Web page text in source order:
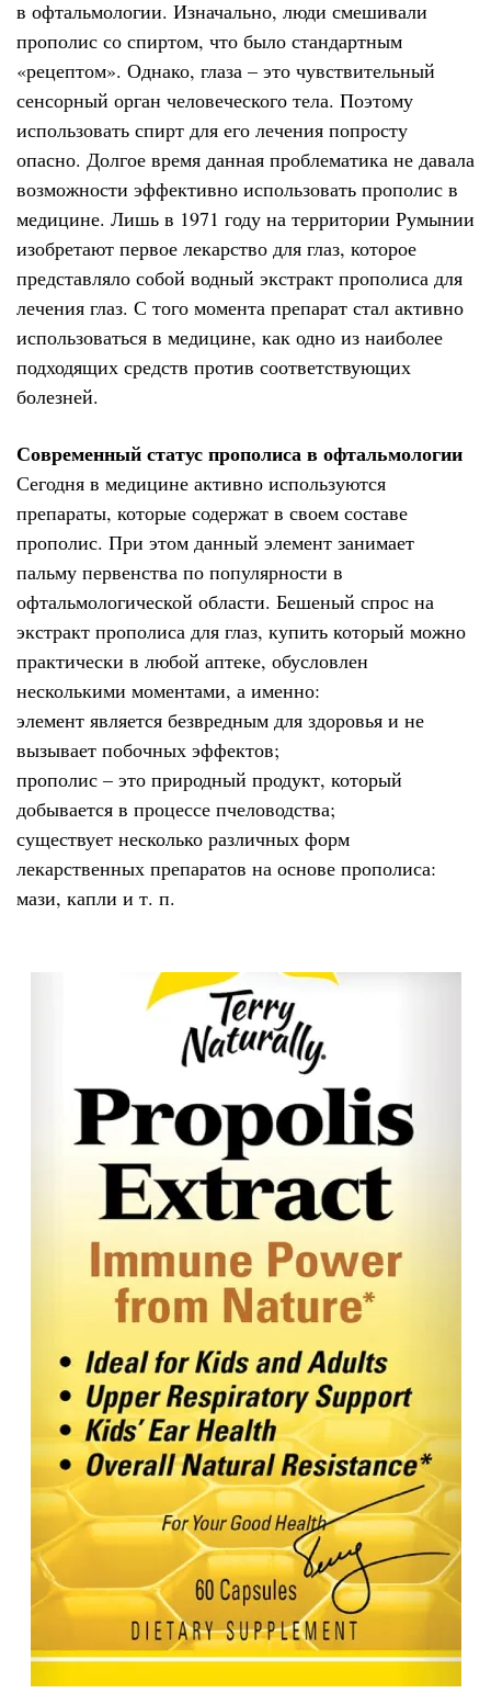
в офтальмологии. Изначально, люди смешивали
прополис со спиртом, что было стандартным
«рецептом». Однако, глаза – это чувствительный
сенсорный орган человеческого тела. Поэтому
использовать спирт для его лечения попросту
опасно. Долгое время данная проблематика не давала
возможности эффективно использовать прополис в
медицине. Лишь в 1971 году на территории Румынии
изобретают первое лекарство для глаз, которое
представляло собой водный экстракт прополиса для
лечения глаз. С того момента препарат стал активно
использоваться в медицине, как одно из наиболее
подходящих средств против соответствующих
болезней.
Современный статус прополиса в офтальмологии
Сегодня в медицине активно используются
препараты, которые содержат в своем составе
прополис. При этом данный элемент занимает
пальму первенства по популярности в
офтальмологической области. Бешеный спрос на
экстракт прополиса для глаз, купить который можно
практически в любой аптеке, обусловлен
несколькими моментами, а именно:
элемент является безвредным для здоровья и не
вызывает побочных эффектов;
прополис – это природный продукт, который
добывается в процессе пчеловодства;
существует несколько различных форм
лекарственных препаратов на основе прополиса:
мази, капли и т. п.